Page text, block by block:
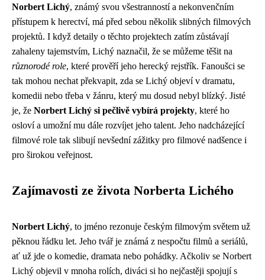
Norbert Lichý, známý svou všestranností a nekonvenčním
přístupem k herectví, má před sebou několik slibných filmových
projektů. I když detaily o těchto projektech zatím zůstávají
zahaleny tajemstvím, Lichý naznačil, že se můžeme těšit na
různorodé role, které prověří jeho herecký rejstřík. Fanoušci se
tak mohou nechat překvapit, zda se Lichý objeví v dramatu,
komedii nebo třeba v žánru, který mu dosud nebyl blízký. Jisté
je, že Norbert Lichý si pečlivě vybírá projekty, které ho
osloví a umožní mu dále rozvíjet jeho talent. Jeho nadcházející
filmové role tak slibují nevšední zážitky pro filmové nadšence i
pro širokou veřejnost.
Zajímavosti ze života Norberta Lichého
Norbert Lichý, to jméno rezonuje českým filmovým světem už
pěknou řádku let. Jeho tvář je známá z nespočtu filmů a seriálů,
ať už jde o komedie, dramata nebo pohádky. Ačkoliv se Norbert
Lichý objevil v mnoha rolích, diváci si ho nejčastěji spojují s